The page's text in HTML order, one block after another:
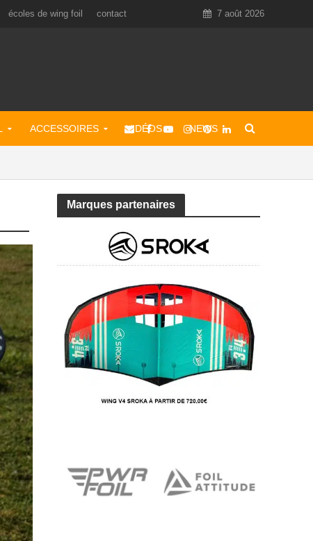
écoles de wing foil contact 7 août 2026
ACCESSOIRES VIDÉOS NEWS
Marques partenaires